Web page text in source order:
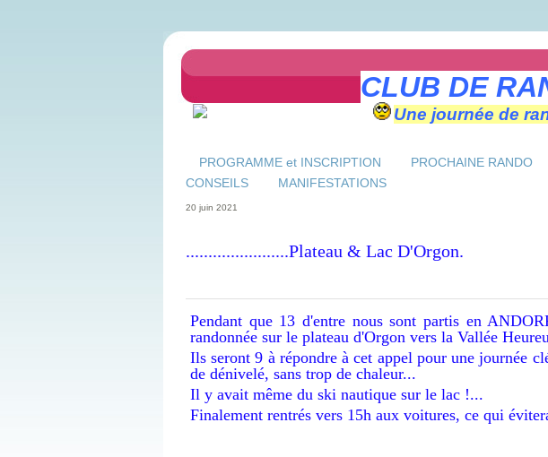
CLUB DE
Une journée de
PROGRAMME et INSCRIPTION PROCHAINE RANDO
CONSEILS
MANIFESTATIONS
20 juin 2021
.......................Plateau & Lac D'Orgon.
Pendant que 13 d'entre nous sont partis en
randonnée sur le plateau d'Orgon vers la Vallée
Ils seront 9 à répondre à cet appel pour une journée
de dénivelé, sans trop de chaleur...
Il y avait même du ski nautique sur le lac !...
Finalement rentrés vers 15h aux voitures, ce qui